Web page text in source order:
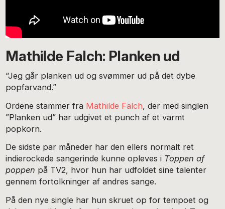
Mathilde Falch: Planken ud
“Jeg går planken ud og svømmer ud på det dybe
popfarvand.”
Ordene stammer fra Mathilde Falch , der med singlen
”Planken ud” har udgivet et punch af et varmt
popkorn.
De sidste par måneder har den ellers normalt ret
indierockede sangerinde kunne opleves i Toppen af
poppen på TV2, hvor hun har udfoldet sine talenter
gennem fortolkninger af andres sange.
På den nye single har hun skruet op for tempoet og